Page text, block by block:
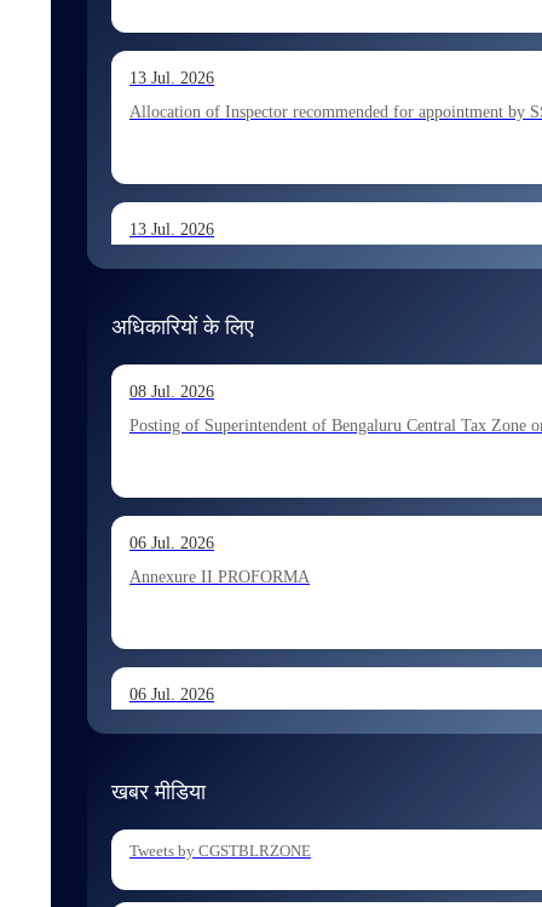
13 Jul. 2026
Allocation of Inspector recommended for appointment by
13 Jul. 2026
13 Jul. 2026
Allocation of Executive Assistant recommended for
10 Jul. 2026
Allocation of Tax Assistant recommended for appointment
अधिकारियों के लिए
08 Jul. 2026
Posting of Superintendent of Bengaluru Central Tax Zone
06 Jul. 2026
Annexure II PROFORMA
06 Jul. 2026
06 Jul. 2026
खबर मीडिया
Tweets by CGSTBLRZONE